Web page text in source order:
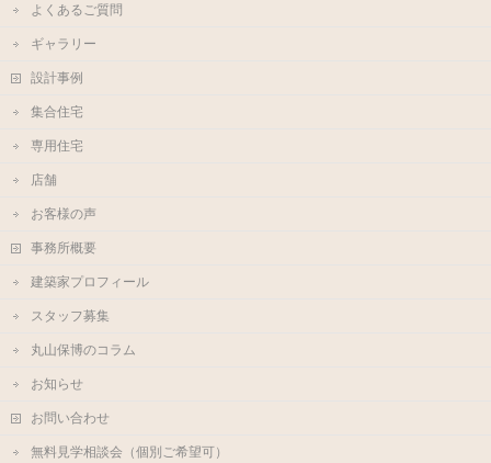
よくあるご質問
ギャラリー
設計事例
集合住宅
専用住宅
店舗
お客様の声
事務所概要
建築家プロフィール
スタッフ募集
丸山保博のコラム
お知らせ
お問い合わせ
無料見学相談会（個別ご希望可）